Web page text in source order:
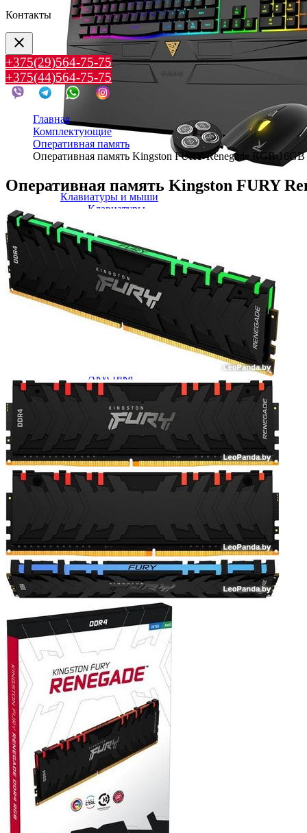
Клавиатуры и мыши
Клавиатуры
Наборы клавиатура и мышь
Коврики для мыши
Акустика
Наушники и гарнитуры
Микрофоны
Контакты
clear
+375(29)564-75-75
+375(44)564-75-75
Главная
Комплектующие
Оперативная память
Оперативная память Kingston FURY Renegade RGB
Оперативная память Kingston FURY